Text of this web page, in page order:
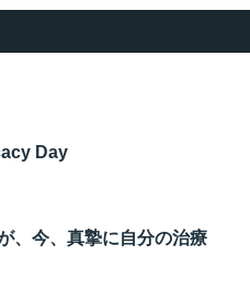
Day
、今、真摯に自分の治療